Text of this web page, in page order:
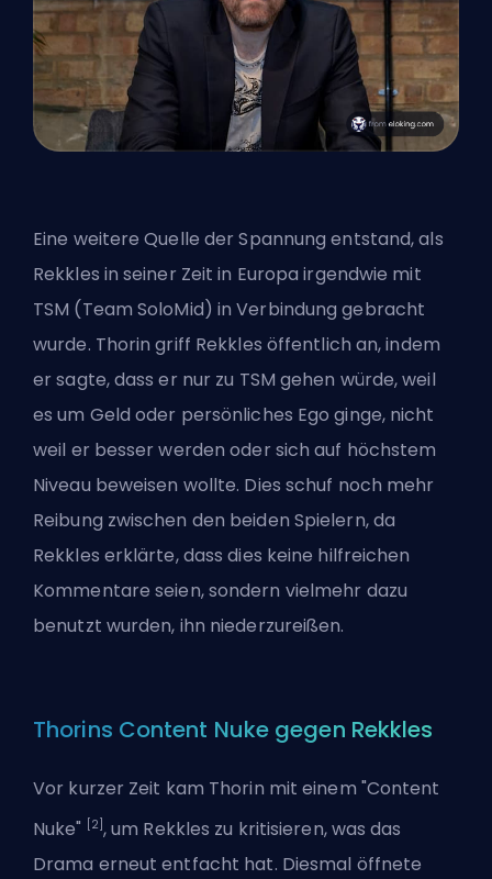
Eine weitere Quelle der Spannung entstand, als
Rekkles in seiner Zeit in Europa irgendwie mit
TSM (Team SoloMid) in Verbindung gebracht
wurde. Thorin griff Rekkles öffentlich an, indem
er sagte, dass er nur zu TSM gehen würde, weil
es um Geld oder persönliches Ego ginge, nicht
weil er besser werden oder sich auf höchstem
Niveau beweisen wollte. Dies schuf noch mehr
Reibung zwischen den beiden Spielern, da
Rekkles erklärte, dass dies keine hilfreichen
Kommentare seien, sondern vielmehr dazu
benutzt wurden, ihn niederzureißen.
Thorins Content Nuke gegen Rekkles
Vor kurzer Zeit kam Thorin mit einem "Content
Nuke"
[2] , um Rekkles zu kritisieren, was das
Drama erneut entfacht hat. Diesmal öffnete